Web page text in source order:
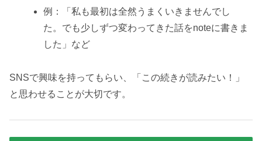
例：「私も最初は全然うまくいきませんでし
た。でも少しずつ変わってきた話をnoteに書きま
した」など
SNSで興味を持ってもらい、「この続きが読みたい！」
と思わせることが大切です。